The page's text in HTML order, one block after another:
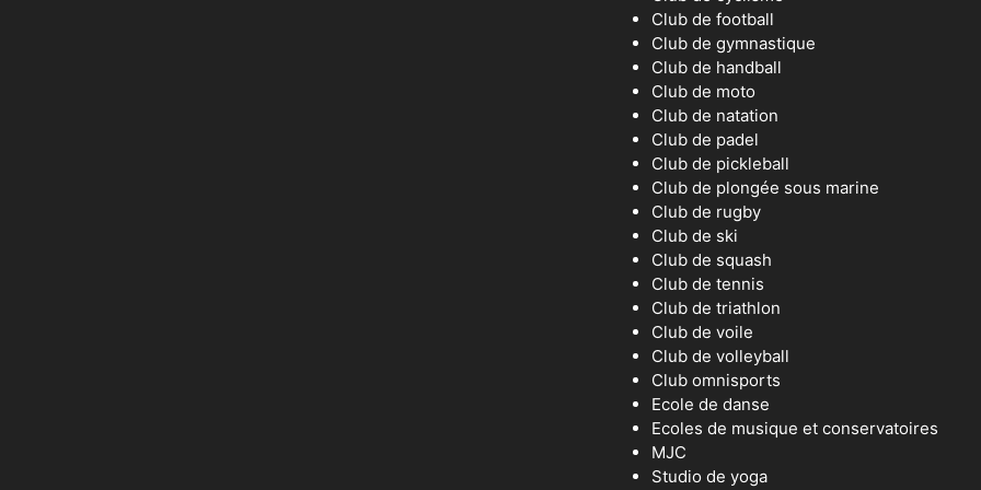
Club de football
Club de gymnastique
Club de handball
Club de moto
Club de natation
Club de padel
Club de pickleball
Club de plongée sous marine
Club de rugby
Club de ski
Club de squash
Club de tennis
Club de triathlon
Club de voile
Club de volleyball
Club omnisports
Ecole de danse
Ecoles de musique et conservatoires
MJC
Studio de yoga